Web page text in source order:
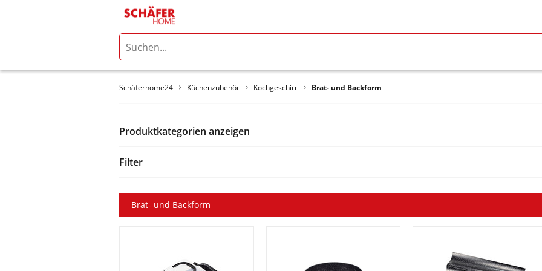
Schäferhome24 Küchenzubehör Kochgeschirr Brat- und Backform
Produktkategorien anzeigen
Filter
Brat- und Backform